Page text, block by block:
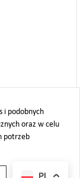
i podobnych
oraz w celu
potrzeb